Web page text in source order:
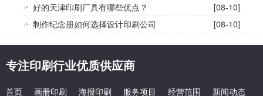
好的天津印刷厂具有哪些优点？
[08-10]
制作纪念册如何选择设计印刷公司
[08-10]
专注印刷行业优质供应商
首页 画册印刷 海报印刷 服务项目 经营范围 新闻动态